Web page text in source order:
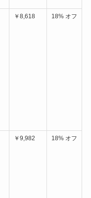
￥8,618 18% オフ
￥9,982 18% オフ